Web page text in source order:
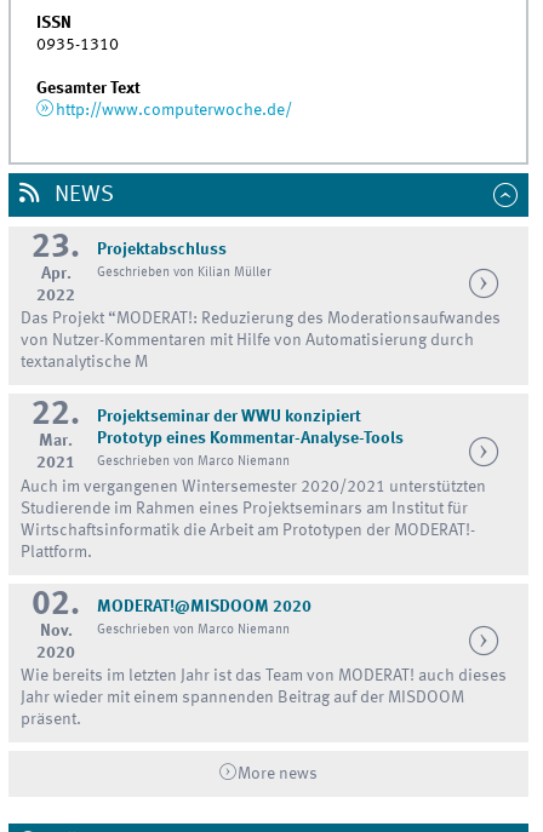
ISSN
0935-1310
Gesamter Text
http://www.computerwoche.de/
NEWS
23.
Apr.
2022
Projektabschluss
Geschrieben von Kilian Müller
Das Projekt “MODERAT!: Reduzierung des Moderationsaufwandes
von Nutzer-Kommentaren mit Hilfe von Automatisierung durch
textanalytische M
22.
Mar.
2021
Projektseminar der WWU konzipiert
Prototyp eines Kommentar-Analyse-Tools
Geschrieben von Marco Niemann
Auch im vergangenen Wintersemester 2020/2021 unterstützten
Studierende im Rahmen eines Projektseminars am Institut für
Wirtschaftsinformatik die Arbeit am Prototypen der MODERAT!-
Plattform.
02.
Nov.
2020
MODERAT!@MISDOOM 2020
Geschrieben von Marco Niemann
Wie bereits im letzten Jahr ist das Team von MODERAT! auch dieses
Jahr wieder mit einem spannenden Beitrag auf der MISDOOM
präsent.
More news